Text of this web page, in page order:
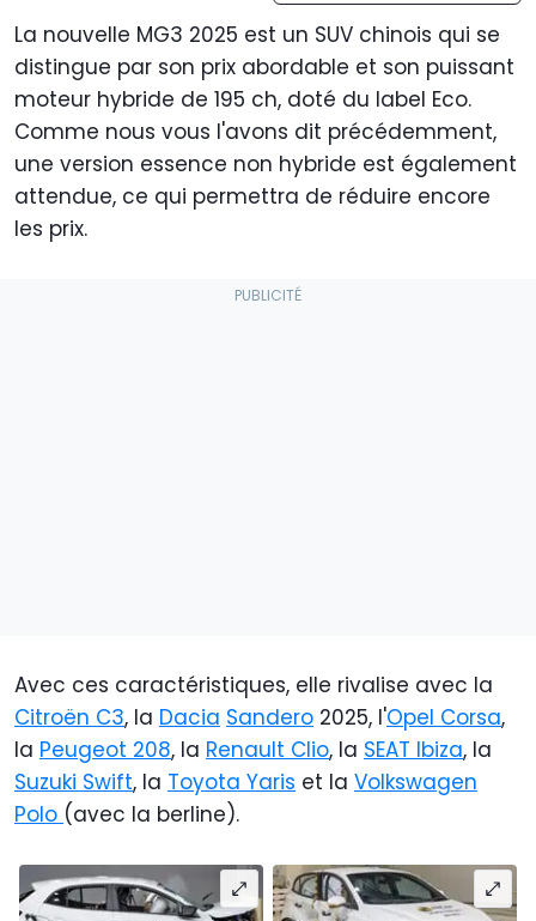
La nouvelle MG3 2025 est un SUV chinois qui se
distingue par son prix abordable et son puissant
moteur hybride de 195 ch, doté du label Eco.
Comme nous vous l'avons dit précédemment,
une version essence non hybride est également
attendue, ce qui permettra de réduire encore
les prix.
Avec ces caractéristiques, elle rivalise avec la
Citroën C3, la Dacia Sandero 2025, l'Opel Corsa,
la Peugeot 208, la Renault Clio, la SEAT Ibiza, la
Suzuki Swift, la Toyota Yaris et la Volkswagen
Polo (avec la berline).